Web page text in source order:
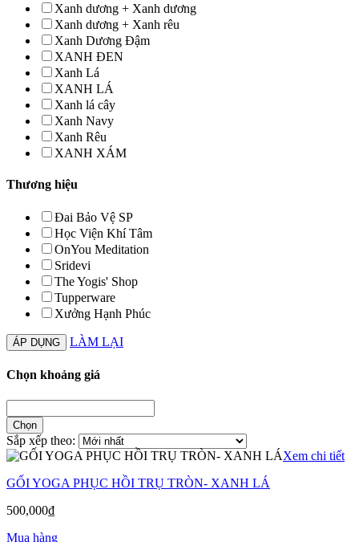
Xanh dương + Xanh dương
Xanh dương + Xanh rêu
Xanh Dương Đậm
XANH ĐEN
Xanh Lá
XANH LÁ
Xanh lá cây
Xanh Navy
Xanh Rêu
XANH XÁM
Thương hiệu
Đai Bảo Vệ SP
Học Viện Khí Tâm
OnYou Meditation
Sridevi
The Yogis' Shop
Tupperware
Xưởng Hạnh Phúc
LÀM LẠI
Chọn khoảng giá
Sắp xếp theo:
Xem chi tiết
GỐI YOGA PHỤC HỒI TRỤ TRÒN- XANH LÁ
500,000₫
Mua hàng